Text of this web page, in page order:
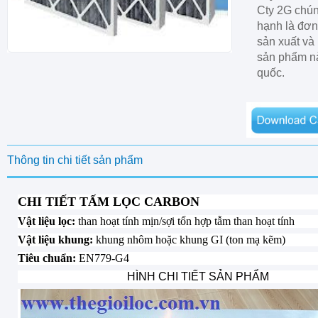
Cty 2G
hạnh là
sản xuất và
sản phẩm
quốc.
Thông tin chi tiết sản phẩm
CHI TIẾT TẤM LỌC CARBON
Vật liệu lọc: than hoạt tính mịn/sợi tổn hợp tẫm than hoạt tính
Vật liệu khung: khung nhôm hoặc khung GI (ton mạ kẽm)
Tiêu chuẩn: EN779-G4
HÌNH CHI TIẾT SẢN PHẨM